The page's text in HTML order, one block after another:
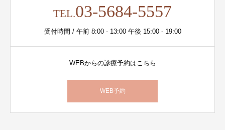
TEL.03-5684-5557
受付時間 / 午前 8:00 - 13:00 午後 15:00 - 19:00
WEBからの診療予約はこちら
WEB予約